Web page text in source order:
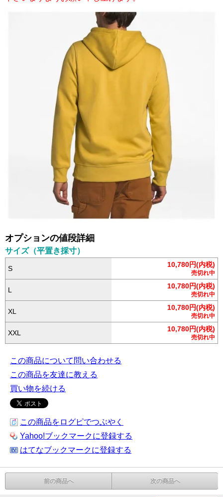
オプションの値段詳細
サイズ（平置き採寸）
S 10,780円(内税)
売切れ中
L 10,780円(内税)
売切れ中
XL 10,780円(内税)
売切れ中
XXL 10,780円(内税)
売切れ中
この商品について問い合わせる
この商品を友達に教える
買い物を続ける
この商品をログピでつぶやく
Yahoo!ブックマークに登録する
はてなブックマークに登録する
前の商品へ 次の商品へ